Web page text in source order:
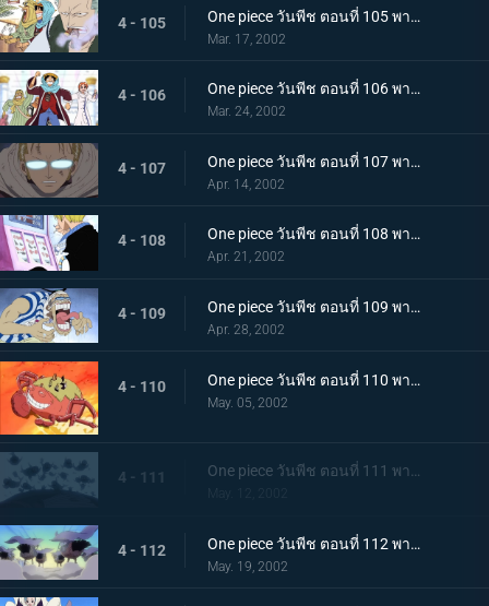
4 - 105 One piece วันพีช ตอนที่ 105 พากย์ไทย เส้นทางสู่สงครามอลาบัสต้า เมืองแห่งฝัน..เรนเบส
Mar. 17, 2002
4 - 106 One piece วันพีช ตอนที่ 106 พากย์ไทย ทะลวงเข้าเรนดินัส กับดักที่เล่นเอาถึงตาย
Mar. 24, 2002
4 - 107 One piece วันพีช ตอนที่ 107 พากย์ไทย เริ่มยุทธการยูโทเปีย..คณะปฏิวัติเริ่มเคลื่อนไหว
Apr. 14, 2002
4 - 108 One piece วันพีช ตอนที่ 108 พากย์ไทย จระเข้หัวกล้วยจอมโหด ปะทะ มิสเตอร์เจ้าชาย
Apr. 21, 2002
4 - 109 One piece วันพีช ตอนที่ 109 พากย์ไทย กุญแจที่พาไปสู่อิสระ..ลูกบอลเทียนไข
Apr. 28, 2002
4 - 110 One piece วันพีช ตอนที่ 110 พากย์ไทย ศึกชี้ชะตาไร้ความปราณี..ลูฟี่ ปะทะ คร็อกโคไดล์
May. 05, 2002
4 - 111
4 - 112 One piece วันพีช ตอนที่ 112 พากย์ไทย คณะปฏิวัติ ปะทะ ทหารรักษาอาณาจักร..ศึกตัดสินที่ "อัลบาน่า"
May. 19, 2002